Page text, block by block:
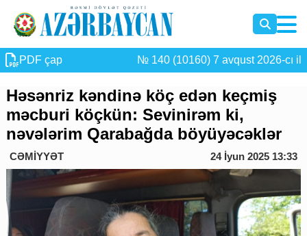
PDF çap № 140 (10160) 7 avqust 2026-cı il
Həsənriz kəndinə köç edən keçmiş
məcburi köçkün: Sevinirəm ki,
nəvələrim Qarabağda böyüyəcəklər
CƏMİYYƏT 24 İyun 2025 13:33